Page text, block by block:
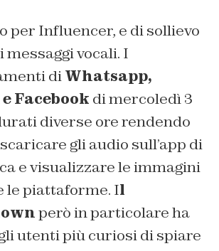
per Influencer, e di sollievo
messaggi vocali. I
diWhatsapp,
Facebook di mercoledì 3
diverse ore rendendo
gli audio sull’app di
e visualizzare le immagini
le piattaforme. Il
però in particolare ha
utenti più curiosi di spiare